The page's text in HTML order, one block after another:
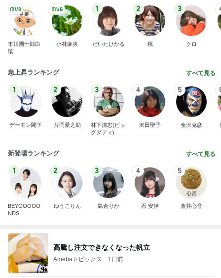
市川團十郎白
猿
小林麻央
1
だいたひかる
2
桃
3
クロ
急上昇ランキング すべて見る
1
デーモン閣下
2
片岡愛之助
3
林下清志(ビッ
グダディ)
4
沢田聖子
5
金沢克彦
新登場ランキング すべて見る
1
BEYOOOOO
NDS
2
ゆうこりん
3
島倉りか
4
石 安伊
5
蒼井心音
高騰し注文できなくなった帆立
Amebaトピックス 1日前